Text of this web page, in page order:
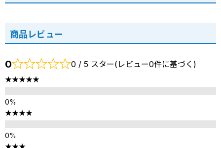
商品レビュー
0 0 / 5 スター(レビュー0件に基づく)
★★★★★
★★★★
★★★